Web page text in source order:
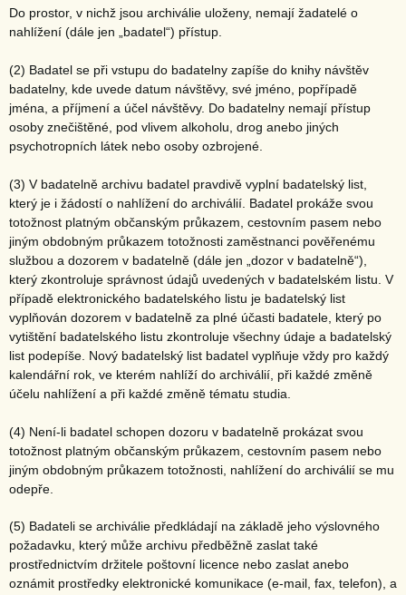
Do prostor, v nichž jsou archiválie uloženy, nemají žadatelé o
nahlížení (dále jen „badatel“) přístup.
(2) Badatel se při vstupu do badatelny zapíše do knihy návštěv
badatelny, kde uvede datum návštěvy, své jméno, popřípadě
jména, a příjmení a účel návštěvy. Do badatelny nemají přístup
osoby znečištěné, pod vlivem alkoholu, drog anebo jiných
psychotropních látek nebo osoby ozbrojené.
(3) V badatelně archivu badatel pravdivě vyplní badatelský list,
který je i žádostí o nahlížení do archiválií. Badatel prokáže svou
totožnost platným občanským průkazem, cestovním pasem nebo
jiným obdobným průkazem totožnosti zaměstnanci pověřenému
službou a dozorem v badatelně (dále jen „dozor v badatelně“),
který zkontroluje správnost údajů uvedených v badatelském listu. V
případě elektronického badatelského listu je badatelský list
vyplňován dozorem v badatelně za plné účasti badatele, který po
vytištění badatelského listu zkontroluje všechny údaje a badatelský
list podepíše. Nový badatelský list badatel vyplňuje vždy pro každý
kalendářní rok, ve kterém nahlíží do archiválií, při každé změně
účelu nahlížení a při každé změně tématu studia.
(4) Není-li badatel schopen dozoru v badatelně prokázat svou
totožnost platným občanským průkazem, cestovním pasem nebo
jiným obdobným průkazem totožnosti, nahlížení do archiválií se mu
odepře.
(5) Badateli se archiválie předkládají na základě jeho výslovného
požadavku, který může archivu předběžně zaslat také
prostřednictvím držitele poštovní licence nebo zaslat anebo
oznámit prostředky elektronické komunikace (e-mail, fax, telefon), a